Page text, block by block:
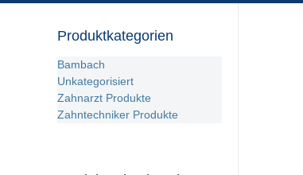
Produktkategorien
Bambach
Unkategorisiert
Zahnarzt Produkte
Zahntechniker Produkte